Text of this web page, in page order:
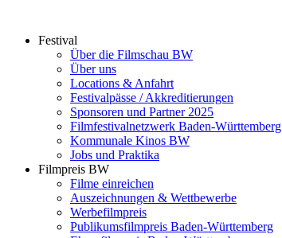
springenFestival
Über die Filmschau BW
Über uns
Locations & Anfahrt
Festivalpässe / Akkreditierungen
Sponsoren und Partner 2025
Filmfestivalnetzwerk ­Baden-Württemberg
Kommunale Kinos BW
Jobs und Praktika
Filmpreis BW
Filme einreichen
Auszeichnungen & Wettbewerbe
Werbefilmpreis
Publikumsfilmpreis Baden-Württemberg